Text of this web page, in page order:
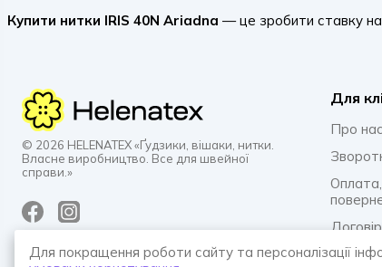
Купити нитки IRIS 40N Ariadna — це зробити ставку на
Для
Про нас
© 2026 HELENATEX «Ґудзики, вішаки, нитки.
Власне виробництво. Все для швейної
справи.»
Для покращення роботи сайту та персоналізації